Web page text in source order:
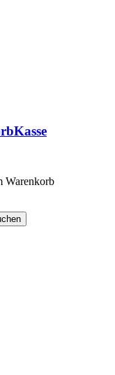
Kasse
Warenkorb